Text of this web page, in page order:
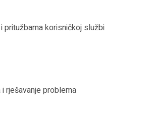
pritužbama korisničkoj službi
rješavanje problema